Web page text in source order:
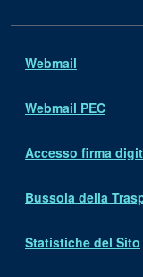
Webmail
Webmail PEC
Accesso firma
Bussola della
Statistiche del Sito